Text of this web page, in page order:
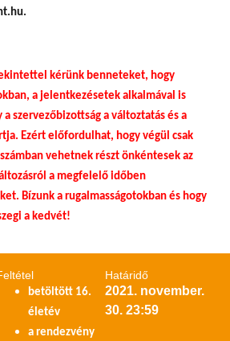
kérünk benneteket, hogy
a jelentkezésetek alkalmával is
szervezőbizottság a változtatás és a
Ezért előfordulhat, hogy végül csak
vehetnek részt önkéntesek az
a megfelelő időben
Bízunk a rugalmasságotokban és hogy
a kedvét!
betöltött 16.
életév
a rendezvény
Határidő
2021. november.
30. 23:59